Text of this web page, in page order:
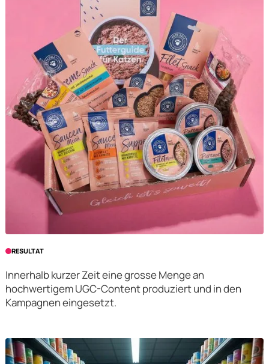
RESULTAT
Innerhalb kurzer Zeit eine grosse Menge an
hochwertigem UGC-Content produziert und in den
Kampagnen eingesetzt.